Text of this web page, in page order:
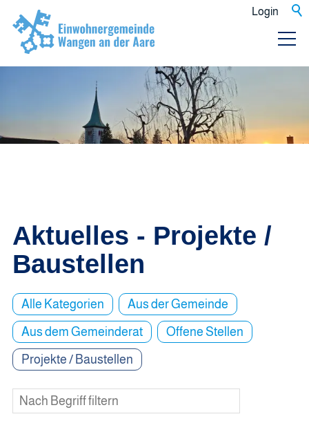
Login
Aktuelles - Projekte /
Baustellen
Alle Kategorien
Aus der Gemeinde
Aus dem Gemeinderat
Offene Stellen
Projekte / Baustellen